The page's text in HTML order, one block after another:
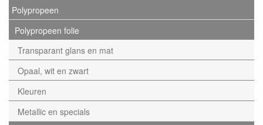
Polypropeen
Polypropeen folie
Transparant glans en mat
Opaal, wit en zwart
Kleuren
Metallic en specials